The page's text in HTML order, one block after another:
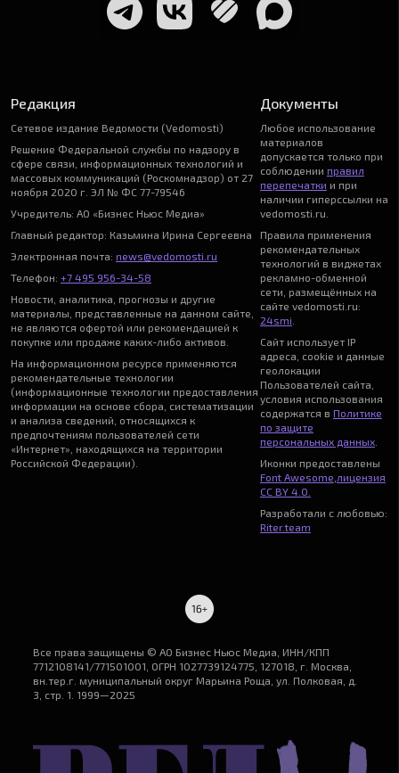
Редакция
Сетевое издание Ведомости (Vedomosti)
Решение Федеральной службы по надзору в
сфере связи, информационных технологий и
массовых коммуникаций (Роскомнадзор) от 27
ноября 2020 г. ЭЛ № ФС 77-79546
Учредитель: АО «Бизнес Ньюс Медиа»
Главный редактор: Казьмина Ирина Сергеевна
Электронная почта: news@vedomosti.ru
Телефон: +7 495 956-34-58
Новости, аналитика, прогнозы и другие
материалы, представленные на данном сайте,
не являются офертой или рекомендацией к
покупке или продаже каких-либо активов.
На информационном ресурсе применяются
рекомендательные технологии
(информационные технологии предоставления
информации на основе сбора, систематизации
и анализа сведений, относящихся к
предпочтениям пользователей сети
«Интернет», находящихся на территории
Российской Федерации).
Документы
Любое использование
материалов
допускается только при
соблюдении правил
перепечатки и при
наличии гиперссылки на
vedomosti.ru.
Правила применения
рекомендательных
технологий в виджетах
рекламно-обменной
сети, размещённых на
сайте vedomosti.ru:
24smi
Сайт использует IP
адреса, cookie и данные
геолокации
Пользователей сайта,
условия использования
содержатся в Политике
по защите
персональных данных.
Иконки предоставлены
Font Awesome лицензия
CC BY 4.0.
Разработали с любовью:
Riter.team
Все права защищены © АО Бизнес Ньюс Медиа, ИНН/КПП
7712108141/771501001, ОГРН 1027739124775, 127018, г. Москва,
вн.тер.г. муниципальный округ Марьина Роща, ул. Полковая, д.
3, стр. 1. 1999—2025